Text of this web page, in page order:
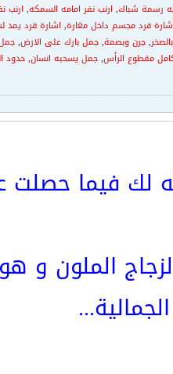
رسمة شباك, ارنب نفر امامه السمكه, ارنب
قرد مجسم داخل مغارة, اشارة قرد يمد
,جرن وبصمة,جمل بارك على الارض,
مقطوع الرأس,جمل يسحبه انسان,حدود
لك فيما حصلت
الملون